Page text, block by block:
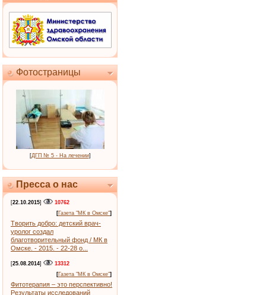
Фотостраницы
[ДГП № 5 - На лечении]
Пресса о нас
[22.10.2015]
10762
[Газета "МК в Омске"]
Творить добро: детский врач-
уролог создал
благотворительный фонд / МК в
Омске. - 2015. - 22-28 о...
[25.08.2014]
13312
[Газета "МК в Омске"]
Фитотерапия – это перспективно!
Результаты исследований